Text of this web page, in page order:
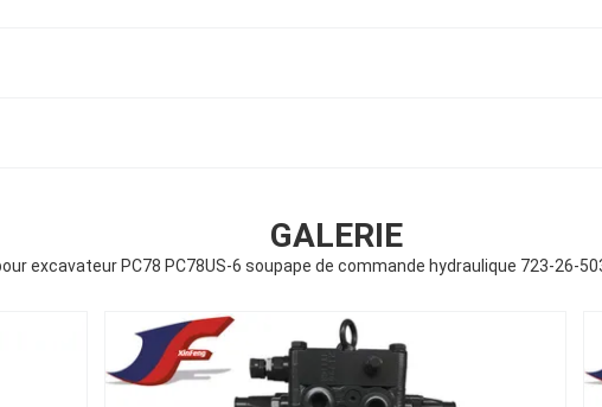
GALERIE
excavateur PC78 PC78US-6 soupape de commande hydraulique 723-26-